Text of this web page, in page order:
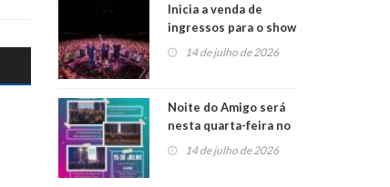
Inicia a venda de
ingressos para o show
do Jota Quest nos 45
anos da Sicredi Ouro
14 de julho de 2026
Noite do Amigo será
nesta quarta-feira no
Centro de Cultura de
14 de julho de 2026